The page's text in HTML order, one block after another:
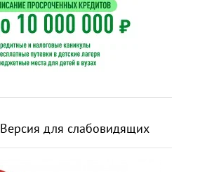
Версия для слабовидящих